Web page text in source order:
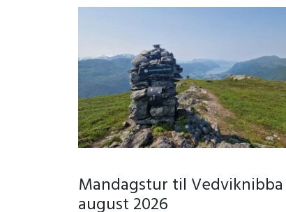
Mandagstur til Vedviknibba
august 2026